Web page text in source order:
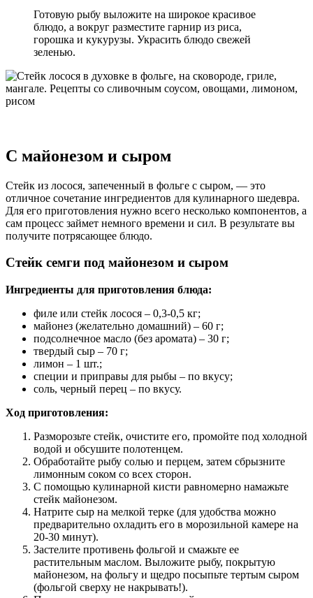
Готовую рыбу выложите на широкое красивое
блюдо, а вокруг разместите гарнир из риса,
горошка и кукурузы. Украсить блюдо свежей
зеленью.
С майонезом и сыром
Стейк из лосося, запеченный в фольге с сыром, — это
отличное сочетание ингредиентов для кулинарного шедевра.
Для его приготовления нужно всего несколько компонентов, а
сам процесс займет немного времени и сил. В результате вы
получите потрясающее блюдо.
Стейк семги под майонезом и сыром
Ингредиенты для приготовления блюда:
филе или стейк лосося – 0,3-0,5 кг;
майонез (желательно домашний) – 60 г;
подсолнечное масло (без аромата) – 30 г;
твердый сыр – 70 г;
лимон – 1 шт.;
специи и приправы для рыбы – по вкусу;
соль, черный перец – по вкусу.
Ход приготовления:
Разморозьте стейк, очистите его, промойте под холодной
водой и обсушите полотенцем.
Обработайте рыбу солью и перцем, затем сбрызните
лимонным соком со всех сторон.
С помощью кулинарной кисти равномерно намажьте
стейк майонезом.
Натрите сыр на мелкой терке (для удобства можно
предварительно охладить его в морозильной камере на
20-30 минут).
Застелите противень фольгой и смажьте ее
растительным маслом. Выложите рыбу, покрытую
майонезом, на фольгу и щедро посыпьте тертым сыром
(фольгой сверху не накрывать!).